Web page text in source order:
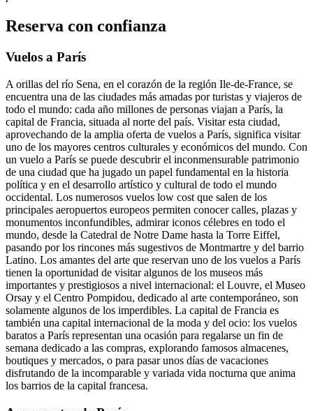
Reserva con confianza
Vuelos a París
A orillas del río Sena, en el corazón de la región Ile-de-France, se
encuentra una de las ciudades más amadas por turistas y viajeros de
todo el mundo: cada año millones de personas viajan a París, la
capital de Francia, situada al norte del país. Visitar esta ciudad,
aprovechando de la amplia oferta de vuelos a París, significa visitar
uno de los mayores centros culturales y económicos del mundo. Con
un vuelo a París se puede descubrir el inconmensurable patrimonio
de una ciudad que ha jugado un papel fundamental en la historia
política y en el desarrollo artístico y cultural de todo el mundo
occidental. Los numerosos vuelos low cost que salen de los
principales aeropuertos europeos permiten conocer calles, plazas y
monumentos inconfundibles, admirar iconos célebres en todo el
mundo, desde la Catedral de Notre Dame hasta la Torre Eiffel,
pasando por los rincones más sugestivos de Montmartre y del barrio
Latino. Los amantes del arte que reservan uno de los vuelos a París
tienen la oportunidad de visitar algunos de los museos más
importantes y prestigiosos a nivel internacional: el Louvre, el Museo
Orsay y el Centro Pompidou, dedicado al arte contemporáneo, son
solamente algunos de los imperdibles. La capital de Francia es
también una capital internacional de la moda y del ocio: los vuelos
baratos a París representan una ocasión para regalarse un fin de
semana dedicado a las compras, explorando famosos almacenes,
boutiques y mercados, o para pasar unos días de vacaciones
disfrutando de la incomparable y variada vida nocturna que anima
los barrios de la capital francesa.